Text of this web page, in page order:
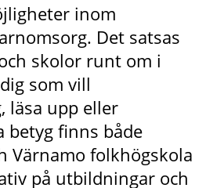
inom
Det satsas
skolor runt om i
som vill
läsa upp eller
betyg finns både
Värnamo folkhögskola
på utbildningar och